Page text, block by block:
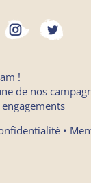
!
de nos
•